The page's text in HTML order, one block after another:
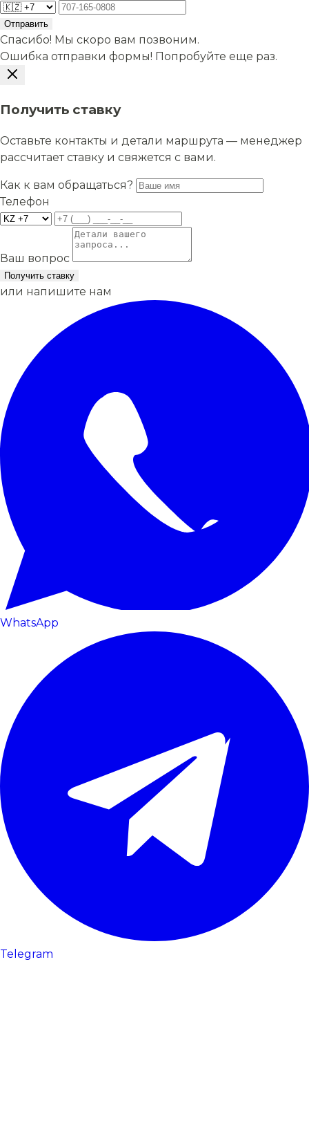
Отправить
Спасибо! Мы скоро вам позвоним.
Ошибка отправки формы! Попробуйте еще раз.
Получить ставку
Оставьте контакты и детали маршрута — менеджер
рассчитает ставку и свяжется с вами.
Как к вам обращаться?
Телефон
Ваш вопрос
Получить ставку
или напишите нам
WhatsApp
Telegram